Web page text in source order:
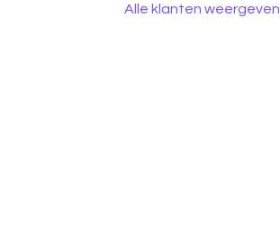
Alle klanten weergeven